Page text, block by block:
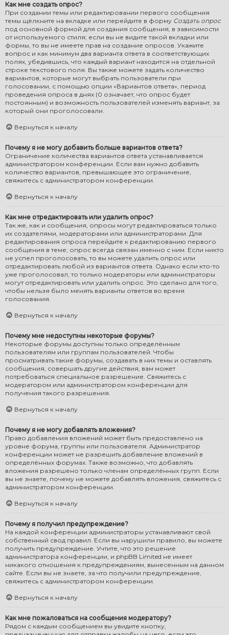
Как мне создать опрос?
При создании темы или редактировании первого сообщения
темы щёлкните на вкладке или перейдите в форму Создать опрос
под основной формой для создания сообщения, в зависимости
от используемого стиля; если вы не видите такой вкладки или
формы, то вы не имеете прав на создание опросов. Укажите
вопрос и как минимум два варианта ответа в соответствующих
полях, убедившись, что каждый вариант находится на отдельной
строке текстового поля. Вы также можете задать количество
вариантов, которые могут выбрать пользователи при
голосовании, с помощью опции «Вариантов ответа», период
проведения опроса в днях (0 означает, что опрос будет
постоянным) и возможность пользователей изменять вариант, за
который они проголосовали.
Вернуться к началу
Почему я не могу добавить больше вариантов ответа?
Ограничение количества вариантов ответа устанавливается
администратором конференции. Если вам нужно добавить
количество вариантов, превышающее это ограничение,
свяжитесь с администратором конференции.
Вернуться к началу
Как мне отредактировать или удалить опрос?
Так же, как и сообщения, опросы могут редактироваться только
их создателями, модераторами или администраторами. Для
редактирования опроса перейдите к редактированию первого
сообщения в теме; опрос всегда связан именно с ним. Если никто
не успел проголосовать, то вы можете удалить опрос или
отредактировать любой из вариантов ответа. Однако если кто-то
уже проголосовал, то только модераторы или администраторы
могут отредактировать или удалить опрос. Это сделано для того,
чтобы нельзя было менять варианты ответов во время
голосования.
Вернуться к началу
Почему мне недоступны некоторые форумы?
Некоторые форумы доступны только определённым
пользователям или группам пользователей. Чтобы
просматривать такие форумы, создавать в них темы и оставлять
сообщения, совершать другие действия, вам может
потребоваться специальное разрешение. Свяжитесь с
модератором или администратором конференции для
получения такого разрешения.
Вернуться к началу
Почему я не могу добавлять вложения?
Право добавления вложений может быть предоставлено на
уровне форума, группы или пользователя. Администратор
конференции может не разрешить добавление вложений в
определённых форумах. Также возможно, что добавлять
вложения разрешено только членам определённых групп. Если
вы не знаете, почему не можете добавлять вложения, свяжитесь с
администратором конференции.
Вернуться к началу
Почему я получил предупреждение?
На каждой конференции администраторы устанавливают свой
собственный свод правил. Если вы нарушили правило, вы можете
получить предупреждение. Учтите, что это решение
администратора конференции, и phpBB Limited не имеет
никакого отношения к предупреждениям, вынесенным на данном
сайте. Если вы не знаете, за что получили предупреждение,
свяжитесь с администратором конференции.
Вернуться к началу
Как мне пожаловаться на сообщения модератору?
Рядом с каждым сообщением вы увидите кнопку,